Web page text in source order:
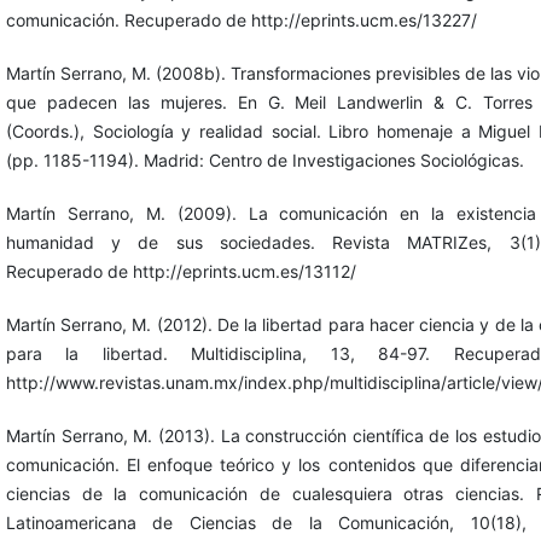
comunicación. Recuperado de http://eprints.ucm.es/13227/
Martín Serrano, M. (2008b). Transformaciones previsibles de las
que padecen las mujeres. En G. Meil Landwerlin & C. Torres
(Coords.), Sociología y realidad social. Libro homenaje a Miguel
(pp. 1185-1194). Madrid: Centro de Investigaciones Sociológicas.
Martín Serrano, M. (2009). La comunicación en la
humanidad y de sus sociedades. Revista MATRIZes,
Recuperado de http://eprints.ucm.es/13112/
Martín Serrano, M. (2012). De la libertad para hacer ciencia y de la
para la libertad. Multidisciplina, 13, 84-97.
http://www.revistas.unam.mx/index.php/multidisciplina/article/
Martín Serrano, M. (2013). La construcción científica de los
comunicación. El enfoque teórico y los contenidos que
ciencias de la comunicación de cualesquiera otras ciencias.
Latinoamericana de Ciencias de la Comunicación, 10(18),